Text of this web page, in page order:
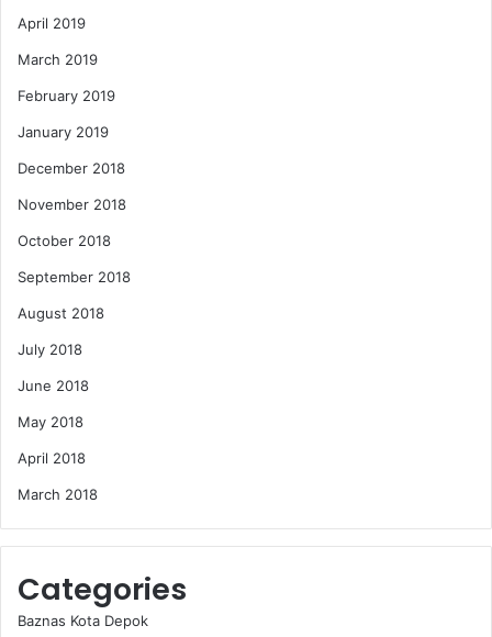
April 2019
March 2019
February 2019
January 2019
December 2018
November 2018
October 2018
September 2018
August 2018
July 2018
June 2018
May 2018
April 2018
March 2018
Categories
Baznas Kota Depok